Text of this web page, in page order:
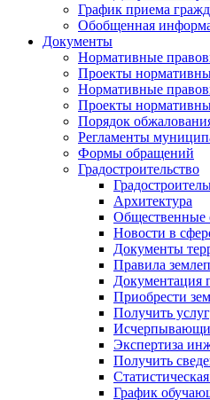
График приема
Обобщенная
Документы
Нормативные
Проекты
Нормативные
Проекты
Порядок
Регламенты
Формы обращений
Градостроительство
Архитектура
Общественные
Новости в
Документы
Правила
Документация
Приобрести
Получить
Экспертиза
Получить
График